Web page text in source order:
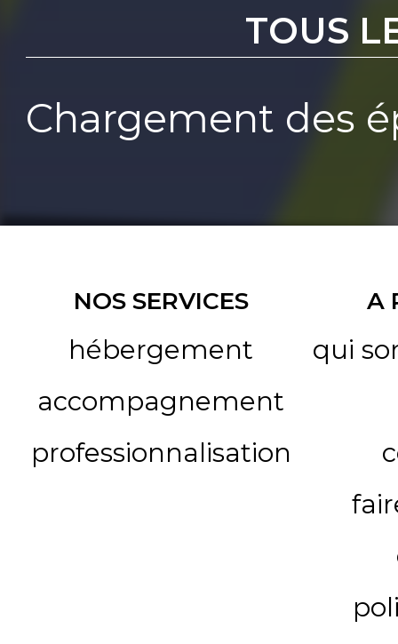
TOUS
Chargement des
NOS SERVICES
hébergement
accompagnement
professionnalisation
A
qui